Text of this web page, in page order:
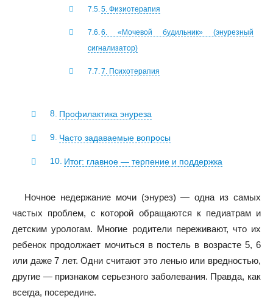
5. Физиотерапия
6. «Мочевой будильник» (энурезный
сигнализатор)
7. Психотерапия
Профилактика энуреза
Часто задаваемые вопросы
Итог: главное — терпение и поддержка
Ночное недержание мочи (энурез) — одна из самых
частых проблем, с которой обращаются к педиатрам и
детским урологам. Многие родители переживают, что их
ребенок продолжает мочиться в постель в возрасте 5, 6
или даже 7 лет. Одни считают это ленью или вредностью,
другие — признаком серьезного заболевания. Правда, как
всегда, посередине.